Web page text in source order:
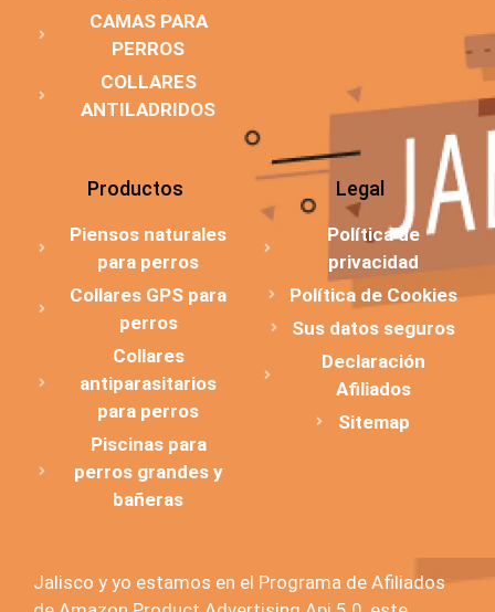
CAMAS PARA
PERROS
COLLARES
ANTILADRIDOS
Productos
Piensos naturales
para perros
Collares GPS para
perros
Collares
antiparasitarios
para perros
Piscinas para
perros grandes y
bañeras
Legal
Política de
privacidad
Política de Cookies
Sus datos seguros
Declaración
Afiliados
Sitemap
Jalisco y yo estamos en el Programa de Afiliados